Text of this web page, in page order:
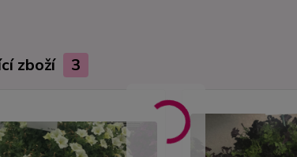
zboží 3